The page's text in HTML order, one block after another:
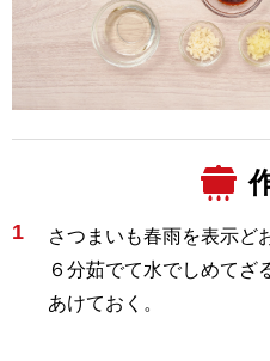
1
さつまいも春雨を表示ど
６分茹でて水でしめてざ
あけておく。